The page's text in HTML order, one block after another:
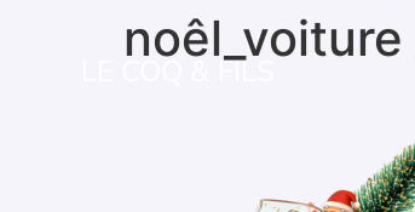
LE COQ & FILS
noêl_voiture